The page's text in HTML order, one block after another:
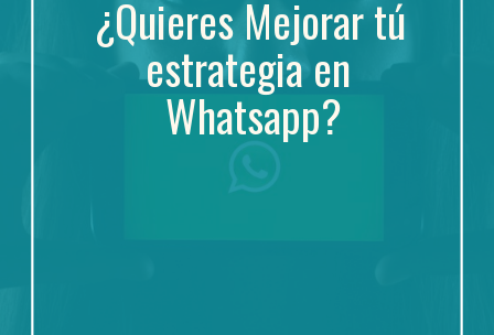
¿Quieres Mejorar tú
estrategia en
Whatsapp?